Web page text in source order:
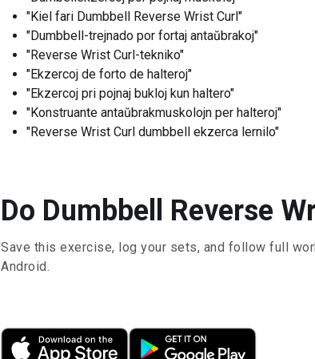
"Kiel fari Dumbbell Reverse Wrist Curl"
"Dumbbell-trejnado por fortaj antaŭbrakoj"
"Reverse Wrist Curl-tekniko"
"Ekzercoj de forto de halteroj"
"Ekzercoj pri pojnaj bukloj kun haltero"
"Konstruante antaŭbrakmuskolojn per halteroj"
"Reverse Wrist Curl dumbbell ekzerca lernilo"
Do Dumbbell Reverse
Save this exercise, log your sets, and follow full
Android.